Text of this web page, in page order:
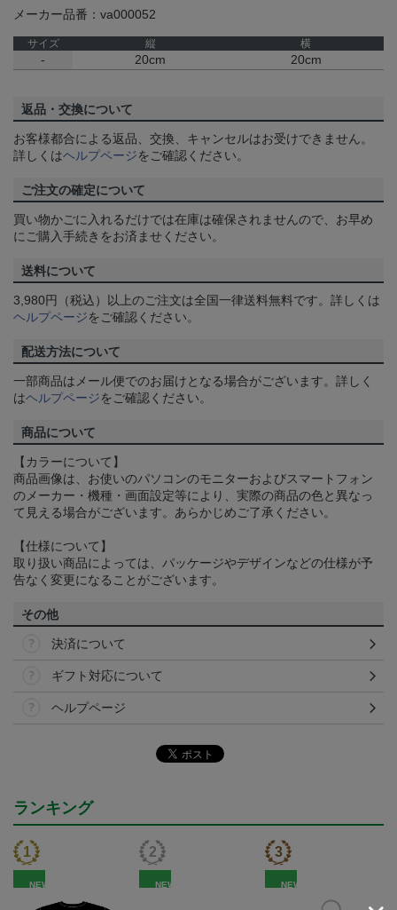
メーカー品番：va000052
サイズ 縦 横
- 20cm 20cm
返品・交換について
お客様都合による返品、交換、キャンセルはお受けできません。
詳しくはヘルプページをご確認ください。
ご注文の確定について
買い物かごに入れるだけでは在庫は確保されませんので、お早め
にご購入手続きをお済ませください。
送料について
3,980円（税込）以上のご注文は全国一律送料無料です。詳しくは
ヘルプページをご確認ください。
配送方法について
一部商品はメール便でのお届けとなる場合がございます。詳しく
はヘルプページをご確認ください。
商品について
【カラーについて】
商品画像は、お使いのパソコンのモニターおよびスマートフォン
のメーカー・機種・画面設定等により、実際の商品の色と異なっ
て見える場合がございます。あらかじめご了承ください。
【仕様について】
取り扱い商品によっては、パッケージやデザインなどの仕様が予
告なく変更になることがございます。
その他
決済について
ギフト対応について
ヘルプページ
ランキング
NEW NEW NEW